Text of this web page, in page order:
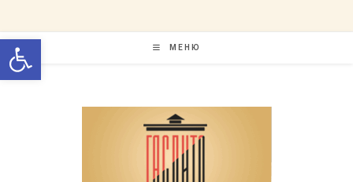
Открыть панель
содержимому
МЕНЮ